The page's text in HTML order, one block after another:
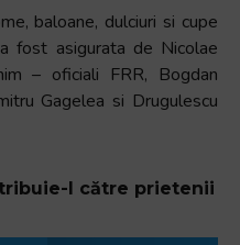
baloane, dulciuri si cupe
fost asigurata de Nicolae
– oficiali FRR, Bogdan
Gagelea si Drugulescu
l către prietenii